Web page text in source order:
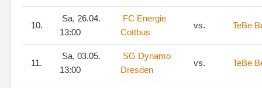
10.
Sa, 26.04.
13:00
FC Energie
Cottbus
vs. TeBe
11.
Sa, 03.05.
13:00
SG Dynamo
Dresden
vs. TeBe